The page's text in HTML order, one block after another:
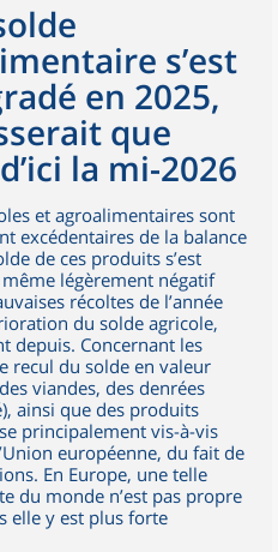
s’est
en 2025,
que
la mi-2026
et agroalimentaires sont
excédentaires de la balance
de ces produits s’est
légèrement négatif
récoltes de l’année
du solde agricole,
depuis. Concernant les
recul du solde en valeur
viandes, des denrées
ainsi que des produits
principalement vis-à-vis
européenne, du fait de
En Europe, une telle
du monde n’est pas propre
elle y est plus forte